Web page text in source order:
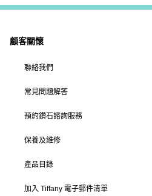
顧客關懷
聯絡我們
常見問題解答
預約鑽石諮詢服務
保養及維修
產品目錄
加入 Tiffany 電子郵件清單